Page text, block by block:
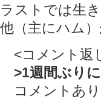
ラストでは生
他（主にハム
<コメント返
>1週間ぶり
コメントあり